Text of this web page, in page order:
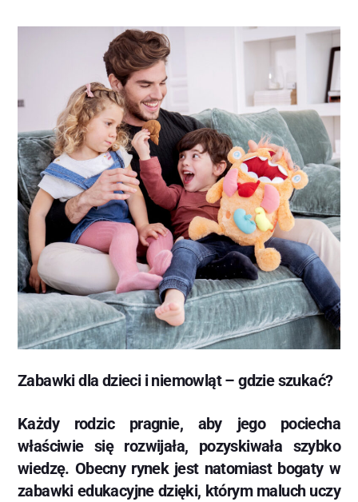
Zabawki dla dzieci i niemowląt – gdzie szukać?
Każdy rodzic pragnie, aby jego pociecha
właściwie się rozwijała, pozyskiwała szybko
wiedzę. Obecny rynek jest natomiast bogaty w
zabawki edukacyjne dzięki, którym maluch uczy